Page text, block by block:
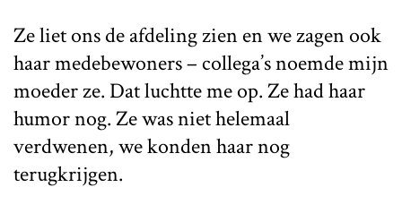
Ze liet ons de afdeling zien en we zagen ook
haar medebewoners – collega’s noemde mijn
moeder ze. Dat luchtte me op. Ze had haar
humor nog. Ze was niet helemaal
verdwenen, we konden haar nog
terugkrijgen.